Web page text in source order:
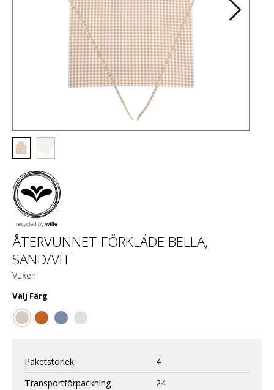
ÅTERVUNNET FÖRKLÄDE BELLA,
SAND/VIT
Vuxen
Välj Färg
Paketstorlek
4
Transportförpackning
24